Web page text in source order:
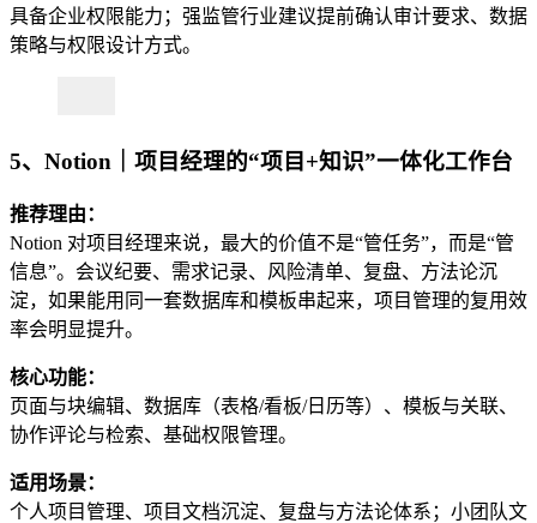
具备企业权限能力；强监管行业建议提前确认审计要求、数据
策略与权限设计方式。
5、Notion｜项目经理的“项目+知识”一体化工作台
推荐理由：
Notion 对项目经理来说，最大的价值不是“管任务”，而是“管
信息”。会议纪要、需求记录、风险清单、复盘、方法论沉
淀，如果能用同一套数据库和模板串起来，项目管理的复用效
率会明显提升。
核心功能：
页面与块编辑、数据库（表格/看板/日历等）、模板与关联、
协作评论与检索、基础权限管理。
适用场景：
个人项目管理、项目文档沉淀、复盘与方法论体系；小团队文